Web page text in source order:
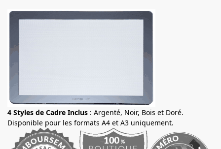
4 Styles de Cadre Inclus : Argenté, Noir, Bois et Doré.
Disponible pour les formats A4 et A3 uniquement.